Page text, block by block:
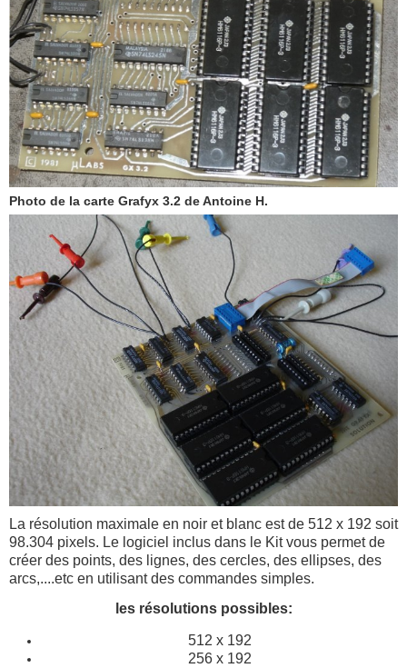
Photo de la carte Grafyx 3.2 de Antoine H.
La résolution maximale en noir et blanc est de 512 x 192 soit
98.304 pixels. Le logiciel inclus dans le Kit vous permet de
créer des points, des lignes, des cercles, des ellipses, des
arcs,....etc en utilisant des commandes simples.
les résolutions possibles:
512 x 192
256 x 192